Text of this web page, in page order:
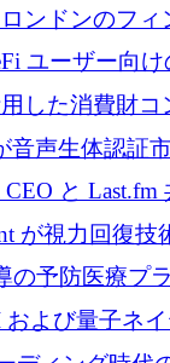
るために 700
ンドンのフィ
、オリバー・
ユーザー向
ス レイヤーを
200 万ドルを
した消費財コ
ムのために
音声生体認証
が54万6,000
CEO と
ルス撤退
が視力回復技
を確保
の予防医療プ
シリーズ A
および量子ネ
ニアリングを